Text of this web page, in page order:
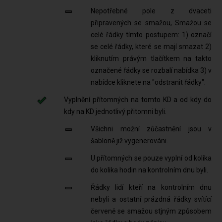
Nepotřebné pole z dvaceti
připravených se smažou, Smažou se
celé řádky tímto postupem: 1) označí
se celé řádky, které se mají smazat 2)
kliknutím právým tlačítkem na takto
označené řádky se rozbalí nabídka 3) v
nabídce kliknete na "odstranit řádky".
Vyplnění přítomných na tomto KD a od kdy do
kdy na KD jednotlivý přitomni byli.
Všichni možní zůčastnění jsou v
šabloně již vygenerováni.
U přítomných se pouze vyplní od kolika
do kolika hodin na kontrolním dnu byli.
Řádky lidí kteří na kontrolním dnu
nebyli a ostatní prázdná řádky svítící
červeně se smažou stjným způsobem